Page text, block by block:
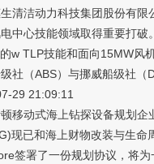
洁动力科技集团股份有限
中心技能领域取得重要打破
w TLP技能和面向15MW风
社（ABS）与挪威船级社（
29 21:09:11
动式海上钻探设备规划企
现已和海上财物改装与生命
签署了一份规划协议，将